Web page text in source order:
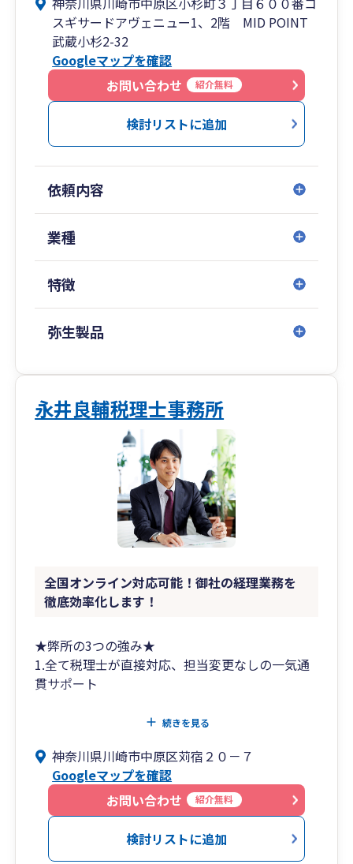
しょうか。
お客様の数だけ、税理士の数だけ、答えがあると
思います。
当事務所の方針をお読みいただき、ご共感いただ
けました皆様とご一緒にお仕事が出来ることを、
心よりお待ちしております。
スギサードアヴェニュー1、2階 MID POINT
武蔵小杉2-32
Googleマップを確認
お問い合わせ
紹介無料
検討リストに追加
依頼内容
業種
特徴
弥生製品
永井良輔税理士事務所
全国オンライン対応可能！御社の経理業務を
徹底効率化します！
★弊所の3つの強み★
1.全て税理士が直接対応、担当変更なしの一気通
貫サポート
○最初から最後まで、国家資格を持つ税理士本人
○職員を介した確認作業がないため、重要な経営
判断が必要な場面でも、スピーディに税理士とし
ての見解をお伝えできます。
○「誰がやってくれるかわからない」という不安
を排除し、経営のパートナーとして長期間の並走
を約束します。
続きを見る
神奈川県川崎市中原区苅宿２０－７
Googleマップを確認
お問い合わせ
紹介無料
検討リストに追加